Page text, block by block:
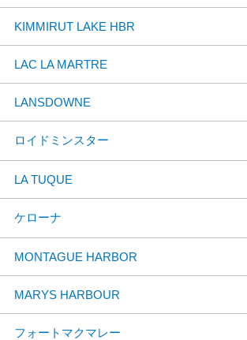
KIMMIRUT LAKE HBR
LAC LA MARTRE
LANSDOWNE
ロイドミンスター
LA TUQUE
ケローナ
MONTAGUE HARBOR
MARYS HARBOUR
フォートマクマレー